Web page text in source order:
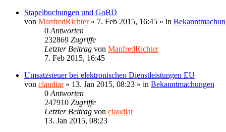
Stapelbuchungen und GoBD
von ManfredRichter» 7. Feb 2015, 16:45 » in
0 Antworten
232869 Zugriffe
Letzter Beitrag von ManfredRichter
7. Feb 2015, 16:45
Umsatzsteuer bei elektronischen Dienstleistungen EU
von claudiar» 13. Jan 2015, 08:23 » in Bekanntmachungen
0 Antworten
247910 Zugriffe
Letzter Beitrag von claudiar
13. Jan 2015, 08:23